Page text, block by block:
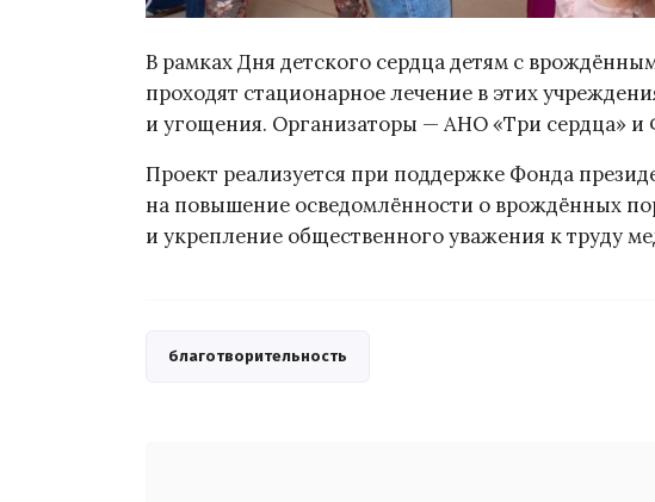
В рамках Дня детского сердца детям с
проходят стационарное лечение в этих
и угощения. Организаторы — АНО «Три сердца» и
Проект реализуется при поддержке Фонда
на повышение осведомлённости о врождённых
и укрепление общественного уважения к труду
благотворительность